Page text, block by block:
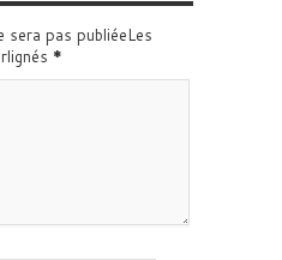
sera pas publiéeLes
*